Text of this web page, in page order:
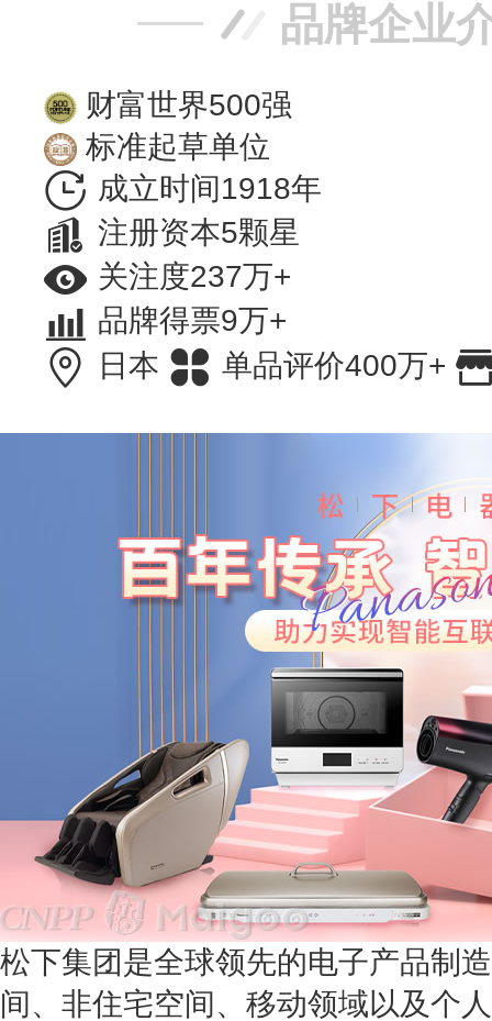
品牌企业
财富世界500强
标准起草单位
成立时间1918年
注册资本5颗星
关注度237万+
品牌得票9万+
日本
单品评价400万+
松下集团是全球领先的电子产品制
间、非住宅空间、移动领域以及个